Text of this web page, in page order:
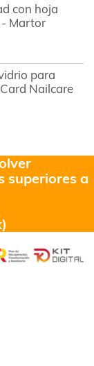
con hoja
Martor
para
Nailcare
superiores a